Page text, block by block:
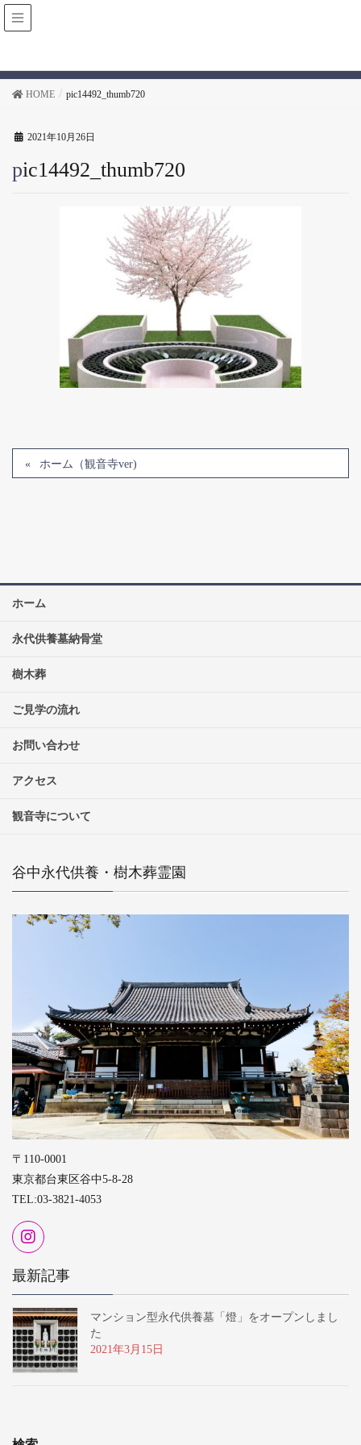
HOME pic14492_thumb720
2021年10月26日
pic14492_thumb720
ホーム（観音寺ver)
ホーム
永代供養墓納骨堂
樹木葬
ご見学の流れ
お問い合わせ
アクセス
観音寺について
谷中永代供養・樹木葬霊園
〒110-0001
東京都台東区谷中5-8-28
TEL:03-3821-4053
最新記事
マンション型永代供養墓「燈」をオープンしまし
た
2021年3月15日